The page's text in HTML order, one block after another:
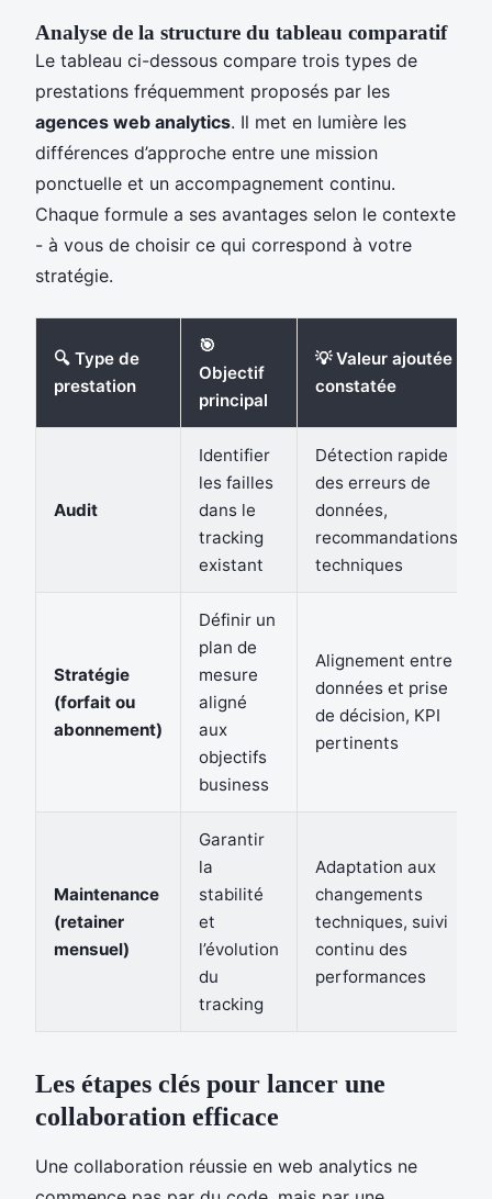
Analyse de la structure du tableau comparatif
Le tableau ci-dessous compare trois types de
prestations fréquemment proposés par les
agences web analytics. Il met en lumière les
différences d’approche entre une mission
ponctuelle et un accompagnement continu.
Chaque formule a ses avantages selon le contexte
- à vous de choisir ce qui correspond à votre
stratégie.
🔍 Type de
prestation
🎯
Objectif
principal
💡 Valeur ajoutée
constatée
Audit
Identifier
les failles
dans le
tracking
existant
Détection rapide
des erreurs de
données,
recommandations
techniques
Stratégie
(forfait ou
abonnement)
Définir un
plan de
mesure
aligné
aux
objectifs
business
Alignement entre
données et prise
de décision, KPI
pertinents
Maintenance
(retainer
mensuel)
Garantir
la
stabilité
et
l’évolution
du
tracking
Adaptation aux
changements
techniques, suivi
continu des
performances
Les étapes clés pour lancer une
collaboration efficace
Une collaboration réussie en web analytics ne